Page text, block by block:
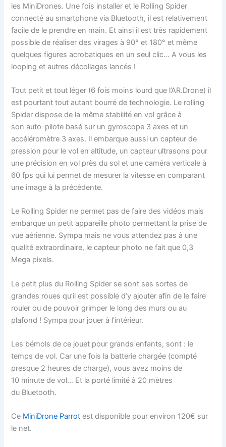
les MiniDrones. Une fois installer et le Rolling Spider
connecté au smartphone via Bluetooth, il est relativement
facile de le prendre en main. Et ainsi il est très rapidement
possible de réaliser des virages à 90° et 180° et même
quelques figures acrobatiques en un seul clic… A vous les
looping et autres décollages lancés !
Tout petit et tout léger (6 fois moins lourd que l’AR.Drone) il
est pourtant tout autant bourré de technologie. Le rolling
Spider dispose de la même stabilité en vol grâce à
son auto-pilote basé sur un gyroscope 3 axes et un
accéléromètre 3 axes. Il embarque aussi un capteur de
pression pour le vol en altitude, un capteur ultrasons pour
une précision en vol près du sol et une caméra verticale à
60 fps qui lui permet de mesurer la vitesse en comparant
une image à la précédente.
Le Rolling Spider ne permet pas de faire des vidéos mais
embarque un petit appareille photo permettant la prise de
vue aérienne. Sympa mais ne vous attendez pas à une
qualité extraordinaire, le capteur photo ne fait que 0,3
Mega pixels.
Le petit plus du Rolling Spider se sont ses sortes de
grandes roues qu’il est possible d’y ajouter afin de le faire
rouler ou de pouvoir grimper le long des murs ou au
plafond ! Sympa pour jouer à l’intérieur.
Les bémols de ce jouet pour grands enfants, sont : le
temps de vol. Car une fois la batterie chargée (compté
presque 2 heures de charge), vous avez moins de
10 minute de vol… Et la porté limité à 20 mètres
du Bluetooth.
Ce MiniDrone Parrot est disponible pour environ 120€ sur
le net.